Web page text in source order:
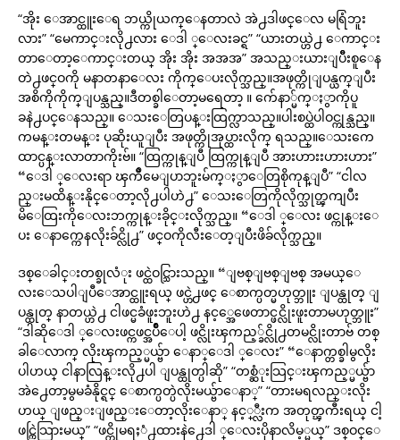
“အိုး ေအာင္ထူးေရ ဘယ္ကိုယက္ေနတာလဲ အဲ႕ဒါဖင္ေလ မရြံဘူး
လား” “မေကာင္းလို႕လား ေဒါ ္ေလးခင္ရ” “ယားတယ္ဟဲ႕ ေကာင္း
တာေတာ့ေကာင္းတယ္ အိုး အိုး အအအ” အသည္းယားျပိီးစူေန
တဲ႕ဖင္ဝကို မနာတနာေလး ကိုက္ေပးလိုက္သည္။အဖုတ္ကိုျပန္ယက္ျပီး
အစိကိုကိုက္ျပန္သည္။ဒီတစ္ခါေတာ့မရေတာ့ ။ က်ေနာ္မ်က္ႏွာကိုပူ
ခနဲ႕ပင္ေနသည္။ ေသးေတြပန္းထြက္လာသည္။ပါးစပ္ထဲပါဝင္ကုန္သည္။
ကမန္းတမန္း ပုဆိုးယူျပီး အဖုတ္ကိုအုပ္ထားလိုက္ ရသည္။ေသးကေ
ထာင္ပန္းလာတာကိုးဗ်။ “ထြက္ကုန္ျပီ ထြက္ကုန္ျပီ အားဟားးဟားဟား”
“ေဒါ ္ေလးရာ ၾကိဳမေျပာဘူးမ်က္ႏွာေတြစိုကုန္ျပီ” “ငါလ
ည္းမထိန္းနိုင္ေတာ့လို႕ပါဟဲ႕” ေသးေတြကိုလိုက္သုတ္ၾကျပီး
မိေထြးကိုေလးဘက္ကုန္းခိုင္းလိုက္သည္။ “ေဒါ ္ေလး ဖင္ကုန္းေ
ပး ေနာက္ကေနလိုးခ်င္လို႕” ဖင္ဝကိုလီးေတ့ျပီးဖိခ်လိုက္သည္။
ဒစ္ေခါင္းတစ္ခုလံုး ဖင္ထဲဝင္သြားသည္။ “ျဗစ္ျဗစ္ျဗစ္ အမယ္ေ
လးေသပါျပီေအာင္ထူးရယ္ ဖင္ဟဲ႕ဖင္ ေစာက္ပတ္မဟုတ္ဘူး ျပန္ထုတ္ ျ
ပန္ထုတ္ နာတယ္ဟဲ႕ ငါဖင္မခံဖူးဘူးဟဲ႕ နင့္အေဖေတာင္ဖင္လိုးဖူးတာမဟုတ္ဘူး”
“ဒါဆိုေဒါ ္ေလးဖင္ကဖင္အပ်ိဳေပါ့ ဖင္လိုးၾကည့္ခ်င္လို႕တမင္လိုးတာဗ် တစ္
ခါေလာက္ လိုးၾကည့္မယ္ဗ်ာ ေနာ္ေဒါ ္ေလး” “ေနာက္တစ္ခါမွလိုး
ပါဟယ္ ငါနာလြန္းလို႕ပါ ျပန္ထုတ္ပါဆို” “တစ္ဆံုးသြင္းၾကည့္မယ္ဗ်ာ
အဲ႕ေတာ့မွမခံနိုင္ရင္ ေစာက္ပတ္ပဲလိုးမယ္ဗ်ာေနာ္” “တားမရလည္းလိုး
ဟယ္ ျဖည္းျဖည္းေတာ့လိုးေနာ္ နင့္္လီးက အတုတ္ၾကီးရယ္ ငါ့
ဖင္ကြဲသြားမယ္” “ဖင္ကိုမရႈံ႕ထားနဲ႕ေဒါ ္ေလးပိုနာလိမ့္မယ္” ဒစ္ဝင္ေ